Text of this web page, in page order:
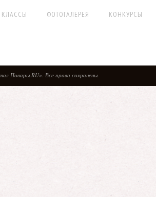
ФОТОГАЛЕРЕЯ КОНКУРСЫ
Повары.RU». Все права сохранены.